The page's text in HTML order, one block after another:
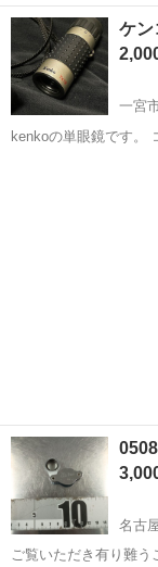
運営しています。 粗
スしています。 ★★★★★ ご自宅にある不要品を是非ジモティースポ
ットへお持ち込...
愛知 名古屋市
一宮
kenkoの単眼鏡です。 コンパクトサイズなので見たい時にすぐポケッ
名古
ご覧いただき有り難うございます。 名古屋